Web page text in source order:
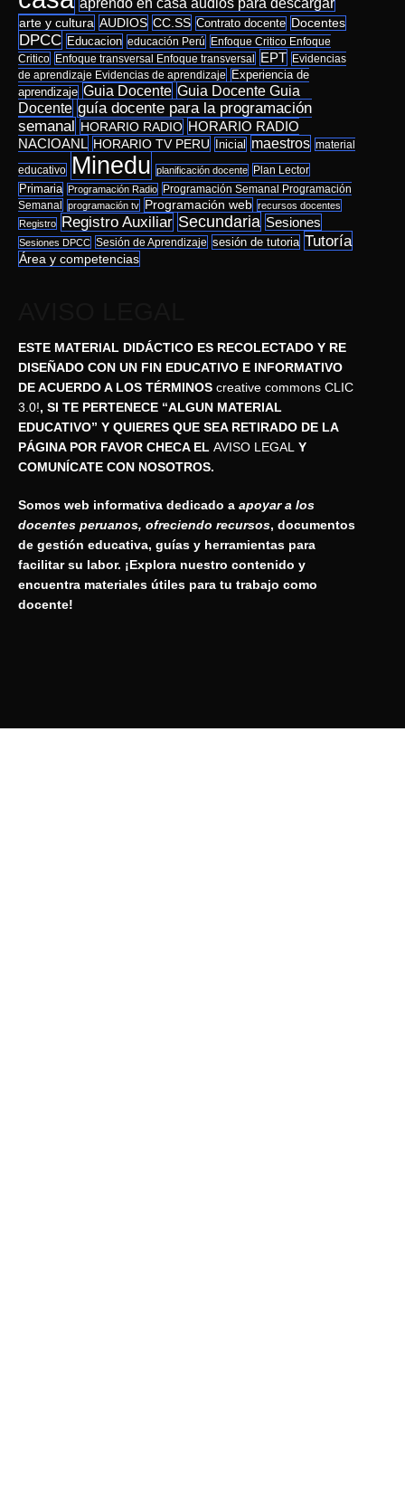
aprendo en casa audios para descargar
arte y cultura AUDIOS CC.SS Contrato docente Docentes
DPCC Educacion educación Perú
Enfoque Critico Enfoque
Critico Enfoque transversal Enfoque transversal EPT Evidencias
de aprendizaje Evidencias de aprendizaje
Experiencia de
aprendizaje Guia Docente Guia Docente Guia
Docente guía docente para la programación
semanal HORARIO RADIO HORARIO RADIO
NACIOANL HORARIO TV PERU Inicial maestros material
educativo Minedu planificación docente Plan Lector
Primaria Programación Radio Programación Semanal Programación
Semanal programación tv Programación web recursos docentes
Registro Registro Auxiliar Secundaria Sesiones
Sesiones DPCC Sesión de Aprendizaje sesión de tutoria Tutoría
Área y competencias
ESTE MATERIAL DIDÁCTICO ES RECOLECTADO Y RE
DISEÑADO CON UN FIN EDUCATIVO E INFORMATIVO
DE ACUERDO A LOS TÉRMINOS creative commons CLIC
3.0!, SI TE PERTENECE “ALGUN MATERIAL
EDUCATIVO” Y QUIERES QUE SEA RETIRADO DE LA
PÁGINA POR FAVOR CHECA EL AVISO LEGAL Y
COMUNÍCATE CON NOSOTROS.
Somos web informativa dedicado a apoyar a los
docentes peruanos, ofreciendo recursos, documentos
de gestión educativa, guías y herramientas para
facilitar su labor. ¡Explora nuestro contenido y
encuentra materiales útiles para tu trabajo como
docente!